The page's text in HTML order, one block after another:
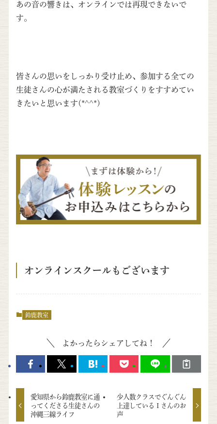
あの音の響きは、オンラインでは再現できないで
す。
皆さんの思いをしっかり受け止め、参加する全ての
生徒さんの心が満たされる教室づくりをすすめてい
きたいと思います(*^^*)
オンラインスクールもございます
鈴鹿教室
よかったらシェアしてね！
愛知県から鈴鹿教室に通
ってくださる生徒さんの
沖縄三線ライフ
少人数クラスでぐんぐん
上達しているＩさんのお
声